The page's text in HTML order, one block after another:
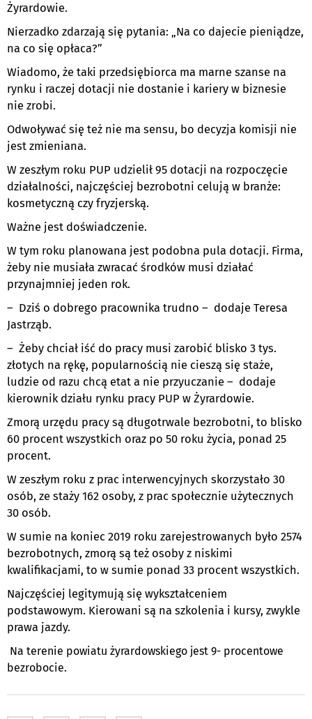
Żyrardowie.
Nierzadko zdarzają się pytania: „Na co dajecie pieniądze,
na co się opłaca?”
Wiadomo, że taki przedsiębiorca ma marne szanse na
rynku i raczej dotacji nie dostanie i kariery w biznesie
nie zrobi.
Odwoływać się też nie ma sensu, bo decyzja komisji nie
jest zmieniana.
W zeszłym roku PUP udzielił 95 dotacji na rozpoczęcie
działalności, najczęściej bezrobotni celują w branże:
kosmetyczną czy fryzjerską.
Ważne jest doświadczenie.
W tym roku planowana jest podobna pula dotacji. Firma,
żeby nie musiała zwracać środków musi działać
przynajmniej jeden rok.
– Dziś o dobrego pracownika trudno – dodaje Teresa
Jastrząb.
– Żeby chciał iść do pracy musi zarobić blisko 3 tys.
złotych na rękę, popularnością nie cieszą się staże,
ludzie od razu chcą etat a nie przyuczanie – dodaje
kierownik działu rynku pracy PUP w Żyrardowie.
Zmorą urzędu pracy są długotrwale bezrobotni, to blisko
60 procent wszystkich oraz po 50 roku życia, ponad 25
procent.
W zeszłym roku z prac interwencyjnych skorzystało 30
osób, ze staży 162 osoby, z prac społecznie użytecznych
30 osób.
W sumie na koniec 2019 roku zarejestrowanych było 2574
bezrobotnych, zmorą są też osoby z niskimi
kwalifikacjami, to w sumie ponad 33 procent wszystkich.
Najczęściej legitymują się wykształceniem
podstawowym. Kierowani są na szkolenia i kursy, zwykle
prawa jazdy.
Na terenie powiatu żyrardowskiego jest 9- procentowe
bezrobocie.